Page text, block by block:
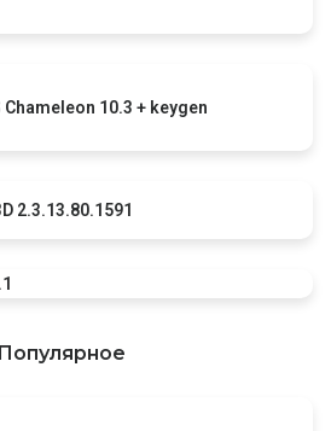
Chameleon 10.3 + keygen
2.3.13.80.1591
Популярное